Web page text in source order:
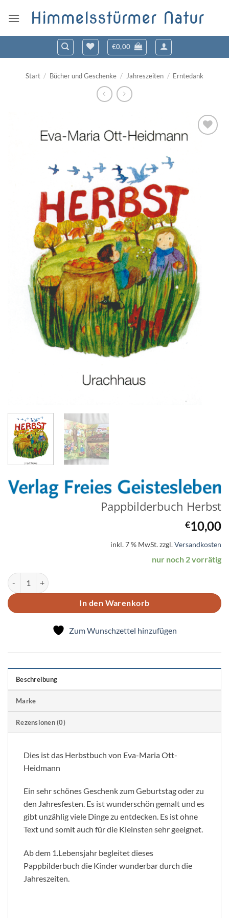
Inhalt
Himmelsstürmer Natur
€0,00
Start / Bücher und Geschenke / Jahreszeiten / Erntedank
Pappbilderbuch Herbst
€10,00
inkl. 7 % MwSt.zzgl.Versandkosten
nur noch 2 vorrätig
Pappbilderbuch Herbst Menge
In den Warenkorb
Zum Wunschzettel hinzufügen
Beschreibung
Marke
Rezensionen (0)
Dies ist das Herbstbuch von Eva-Maria Ott-
Heidmann
Ein sehr schönes Geschenk zum Geburtstag oder zu
den Jahresfesten. Es ist wunderschön gemalt und es
gibt unzählig viele Dinge zu entdecken. Es ist ohne
Text und somit auch für die Kleinsten sehr geeignet.
Ab dem 1.Lebensjahr begleitet dieses
Pappbilderbuch die Kinder wunderbar durch die
Jahreszeiten.